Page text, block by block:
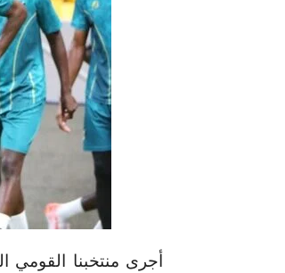
أجرى منتخبنا القومي